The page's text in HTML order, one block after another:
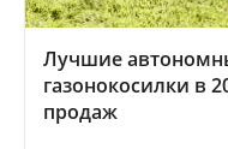
Лучшие
газонокосилки в
продаж